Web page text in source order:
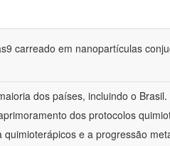
carreado em nanopartículas
dos países, incluindo o
dos protocolos
e a progressão